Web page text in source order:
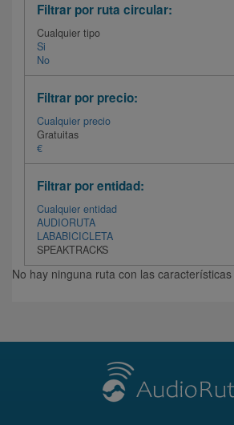
Filtrar por ruta circular:
Cualquier tipo
Si
No
Filtrar por precio:
Cualquier precio
Gratuitas
€
Filtrar por entidad:
Cualquier entidad
AUDIORUTA
LABABICICLETA
SPEAKTRACKS
No hay ninguna ruta con las